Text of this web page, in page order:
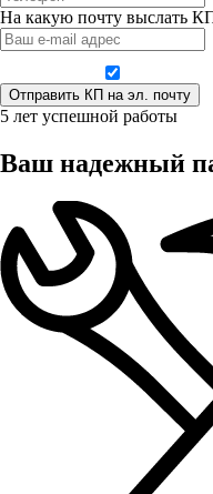
На какую почту выслать
5 лет успешной работы
Ваш надежный